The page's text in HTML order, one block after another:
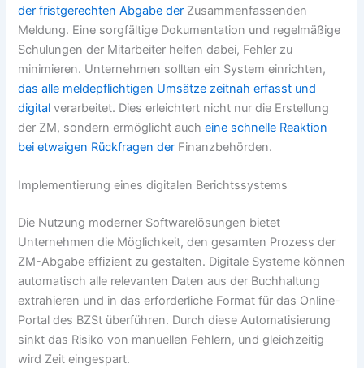
der fristgerechten Abgabe der Zusammenfassenden
Meldung. Eine sorgfältige Dokumentation und regelmäßige
Schulungen der Mitarbeiter helfen dabei, Fehler zu
minimieren. Unternehmen sollten ein System einrichten,
das alle meldepflichtigen Umsätze zeitnah erfasst und
digital verarbeitet. Dies erleichtert nicht nur die Erstellung
der ZM, sondern ermöglicht aucheine schnelle Reaktion
bei etwaigen Rückfragen der Finanzbehörden.
Implementierung eines digitalen Berichtssystems
Die Nutzung moderner Softwarelösungen bietet
Unternehmen die Möglichkeit, den gesamten Prozess der
ZM-Abgabe effizient zu gestalten. Digitale Systeme können
automatisch alle relevanten Daten aus der Buchhaltung
extrahieren und in das erforderliche Format für das Online-
Portal des BZSt überführen. Durch diese Automatisierung
sinkt das Risiko von manuellen Fehlern, und gleichzeitig
wird Zeit eingespart.